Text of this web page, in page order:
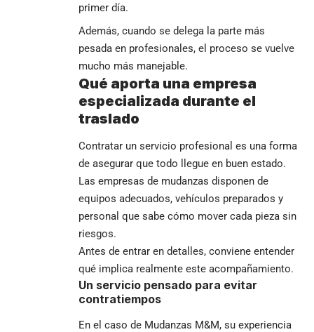
primer día.
Además, cuando se delega la parte más
pesada en profesionales, el proceso se vuelve
mucho más manejable.
Qué aporta una empresa
especializada durante el
traslado
Contratar un servicio profesional es una forma
de asegurar que todo llegue en buen estado.
Las empresas de mudanzas disponen de
equipos adecuados, vehículos preparados y
personal que sabe cómo mover cada pieza sin
riesgos.
Antes de entrar en detalles, conviene entender
qué implica realmente este acompañamiento.
Un servicio pensado para evitar
contratiempos
En el caso de Mudanzas M&M, su experiencia